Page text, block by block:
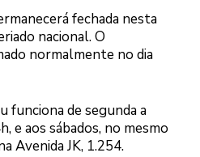
fechada nesta
nacional. O
normalmente no dia
funciona de segunda a
e aos sábados, no mesmo
Avenida JK, 1.254.